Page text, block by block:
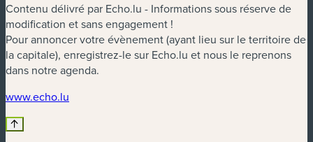
Contenu délivré par Echo.lu - Informations sous réserve de
modification et sans engagement !
Pour annoncer votre évènement (ayant lieu sur le territoire de
la capitale), enregistrez-le sur Echo.lu et nous le reprenons
dans notre agenda.
www.echo.lu